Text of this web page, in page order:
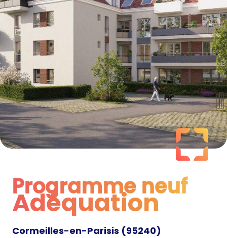
Programme neuf
Programme neuf
Adéquation
Cormeilles-en-Parisis (95240)